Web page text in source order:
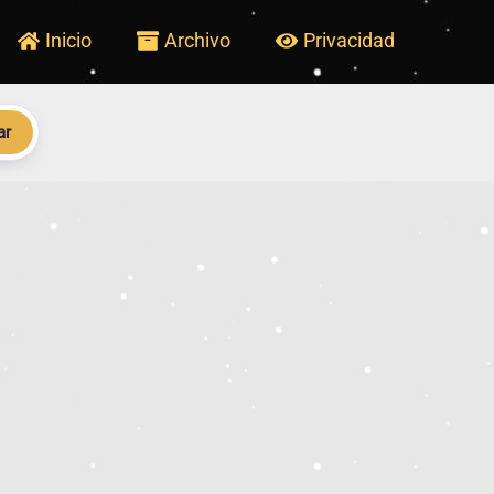
Inicio Archivo Privacidad